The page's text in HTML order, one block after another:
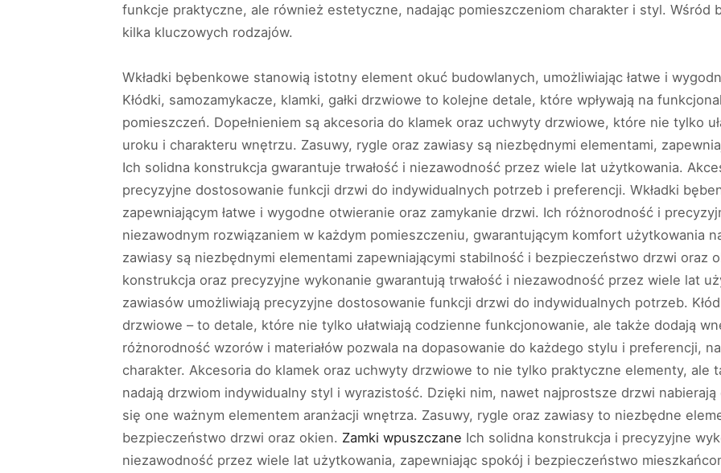
funkcje praktyczne, ale również estetyczne, nadając pomieszczeniom charakter i styl. Wśród
kilka kluczowych rodzajów.
Wkładki bębenkowe stanowią istotny element okuć budowlanych, umożliwiając łatwe i
Kłódki, samozamykacze, klamki, gałki drzwiowe to kolejne detale, które wpływają na
pomieszczeń. Dopełnieniem są akcesoria do klamek oraz uchwyty drzwiowe, które nie tylko
uroku i charakteru wnętrzu. Zasuwy, rygle oraz zawiasy są niezbędnymi elementami,
Ich solidna konstrukcja gwarantuje trwałość i niezawodność przez wiele lat użytkowania.
precyzyjne dostosowanie funkcji drzwi do indywidualnych potrzeb i preferencji. Wkładki
zapewniającym łatwe i wygodne otwieranie oraz zamykanie drzwi. Ich różnorodność i
niezawodnym rozwiązaniem w każdym pomieszczeniu, gwarantującym komfort użytkowania
zawiasy są niezbędnymi elementami zapewniającymi stabilność i bezpieczeństwo drzwi oraz
konstrukcja oraz precyzyjne wykonanie gwarantują trwałość i niezawodność przez wiele lat
zawiasów umożliwiają precyzyjne dostosowanie funkcji drzwi do indywidualnych potrzeb.
drzwiowe – to detale, które nie tylko ułatwiają codzienne funkcjonowanie, ale także dodają
różnorodność wzorów i materiałów pozwala na dopasowanie do każdego stylu i preferencji,
charakter. Akcesoria do klamek oraz uchwyty drzwiowe to nie tylko praktyczne elementy, ale
nadają drzwiom indywidualny styl i wyrazistość. Dzięki nim, nawet najprostsze drzwi
się one ważnym elementem aranżacji wnętrza. Zasuwy, rygle oraz zawiasy to niezbędne
bezpieczeństwo drzwi oraz okien. Zamki wpuszczane Ich solidna konstrukcja i precyzyjne
niezawodność przez wiele lat użytkowania, zapewniając spokój i bezpieczeństwo